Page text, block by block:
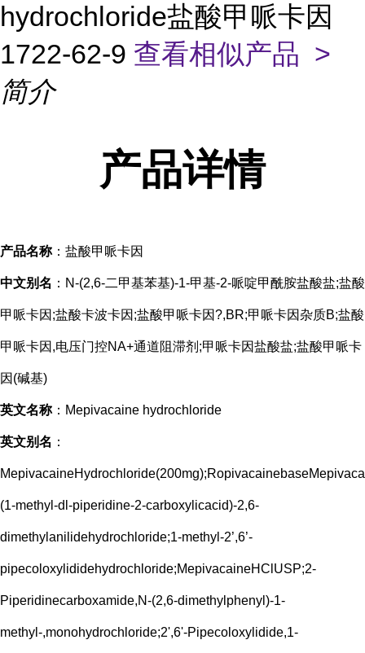
hydrochloride盐酸甲哌卡因
1722-62-9 查看相似产品 >
简介
产品详情
产品名称：盐酸甲哌卡因
中文别名 ：N-(2,6-二甲基苯基)-1-甲基-2-哌啶甲酰胺盐酸盐;盐酸
甲哌卡因;盐酸卡波卡因;盐酸甲哌卡因?,BR;甲哌卡因杂质B;盐酸
甲哌卡因,电压门控NA+通道阻滞剂;甲哌卡因盐酸盐;盐酸甲哌卡
因(碱基)
英文名称：Mepivacaine hydrochloride
英文别名 ：
(1-methyl-dl-piperidine-2-carboxylicacid)-2,6-
dimethylanilidehydrochloride;1-methyl-2’,6’-
pipecoloxylididehydrochloride;MepivacaineHClUSP;2-
Piperidinecarboxamide,N-(2,6-dimethylphenyl)-1-
methyl-,monohydrochloride;2',6'-Pipecoloxylidide,1-